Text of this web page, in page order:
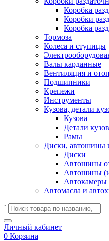
Коробка
Коробки
Коробка
Тормоза
Колеса и ступицы
Валы карданные
Вентиляция и
Подшипники
Крепежи
Инструменты
Кузова, детали
Кузова
Детали
Рамы
Диски, автошины
Диски
Автошины
Автошины
Автокамеры
Автомасла и
`
Личный кабинет
0 Корзина